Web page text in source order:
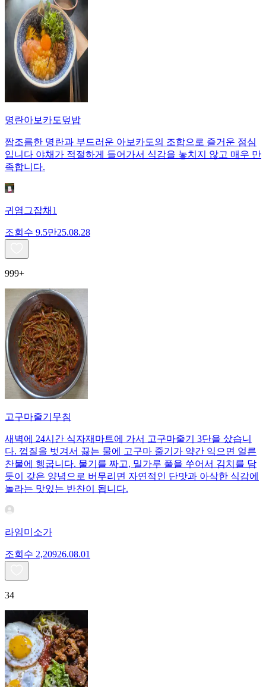
명란아보카도덮밥
짭조름한 명란과 부드러운 아보카도의 조합으로 즐거운 점심
입니다 야채가 적절하게 들어가서 식감을 놓치지 않고 매우 만
족합니다.
귀염그잡채1
조회수 9.5만25.08.28
999+
고구마줄기무침
새벽에 24시간 식자재마트에 가서 고구마줄기 3단을 샀습니
다. 껍질을 벗겨서 끓는 물에 고구마 줄기가 약간 익으면 얼른
찬물에 헹굽니다. 물기를 짜고, 밀가루 풀을 쑤어서 김치를 담
듯이 갖은 양념으로 버무리면 자연적인 단맛과 아삭한 식감에
놀라는 맛있는 반찬이 됩니다.
라임미소가
조회수 2,20926.08.01
34